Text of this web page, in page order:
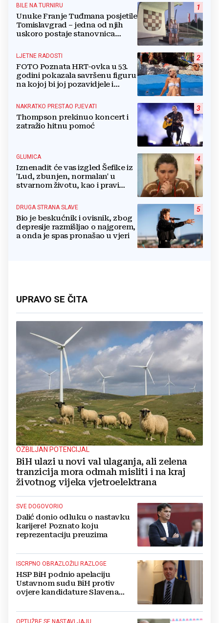
1
BILE NA TURNIRU
Unuke Franje Tuđmana posjetile
Tomislavgrad – jedna od njih
uskoro postaje stanovnica
2
LJETNE RADOSTI
FOTO Poznata HRT-ovka u 53.
godini pokazala savršenu figuru
na kojoj bi joj pozavidjele i
3
NAKRATKO PRESTAO PJEVATI
Thompson prekinuo koncert i
zatražio hitnu pomoć
4
GLUMICA
Iznenadit će vas izgled Šefike iz
'Lud, zbunjen, normalan' u
stvarnom životu, kao i pravi
5
DRUGA STRANA SLAVE
Bio je beskućnik i ovisnik, zbog
depresije razmišljao o najgorem,
a onda je spas pronašao u vjeri
UPRAVO SE ČITA
OZBILJAN POTENCIJAL
BiH ulazi u novi val ulaganja, ali zelena
tranzicija mora odmah misliti i na kraj
životnog vijeka vjetroelektrana
SVE DOGOVORIO
Dalić donio odluku o nastavku
karijere! Poznato koju
reprezentaciju preuzima
ISCRPNO OBRAZLOŽILI RAZLOGE
HSP BiH podnio apelaciju
Ustavnom sudu BiH protiv
ovjere kandidature Slavena
OPTUŽBE SE NASTAVLJAJU